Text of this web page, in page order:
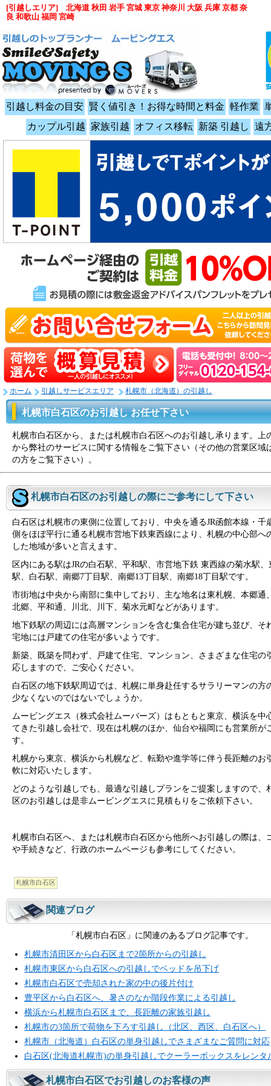
引越し料金の目安 賢く値引き！お得な時間と料金 軽作業
カップル引越 家族引越 オフィス移転 新築 引越し 遠
ホーム 引越しサービスエリア 札幌市（北海道）の引越し
札幌市白石区のお引越し お任せ下さい
札幌市白石区から、または札幌市白石区へのお引越し承ります。上
から弊社のサービスに関する情報をご覧下さい（その他の営業区域
の方をご覧下さい）。
札幌市白石区のお引越しの際にご参考にして下さい
白石区は札幌市の東側に位置しており、中央を通るJR函館本線・千
側をほぼ平行に通る札幌市営地下鉄東西線により、札幌の中心部へ
した地域が多いと言えます。
区内にある駅はJRの白石駅、平和駅、市営地下鉄 東西線の菊水駅、
駅、白石駅、南郷7丁目駅、南郷13丁目駅、南郷18丁目駅です。
市街地は中央から南部に集中しており、主な地名は東札幌、本郷通
北郷、平和通、川北、川下、菊水元町などがあります。
地下鉄駅の周辺には高層マンションを含む集合住宅が建ち並び、そ
宅地には戸建ての住宅が多いようです。
新築、既築を問わず、戸建て住宅、マンション、さまざまな住宅の
応しますので、ご安心ください。
白石区の地下鉄駅周辺では、札幌に単身赴任するサラリーマンの方
少なくないのではないでしょうか。
ムービングエス（株式会社ムーバーズ）はもともと東京、横浜を中
てきた引越し会社で、現在は札幌のほか、仙台や福岡にも営業所が
す。
札幌から東京、横浜から札幌など、転勤や進学等に伴う長距離のお
軟に対応いたします。
どのような引越しでも、最適な引越しプランをご提案しますので、
区のお引越しは是非ムービングエスに見積もりをご依頼下さい。
札幌市白石区へ、または札幌市白石区から他所へお引越しの際は、
や手続きなど、行政のホームページも参考にしてください。
札幌市白石区
関連ブログ
「札幌市白石区」に関連のあるブログ記事です。
札幌市清田区から白石区まで2箇所からの引越し
札幌市東区から白石区への引越しでベッドを吊下げ
札幌市白石区で売却された家の中の後片付け
豊平区から白石区へ、暑さのなか階段作業による引越し
横浜から札幌市白石区まで、長距離の家族引越し
札幌市の3箇所で荷物を下ろす引越し（北区、西区、白石区へ）
札幌市（北海道）白石区の単身引越しでさまざまなご質問に対応
白石区(北海道札幌市)の単身引越しでクーラーボックスをレンタ
札幌市白石区でお引越しのお客様の声
[引越しエリア] 北海道 秋田 岩手 宮城 東京 神奈川 大阪 兵庫 京都 奈
良 和歌山 福岡 宮崎